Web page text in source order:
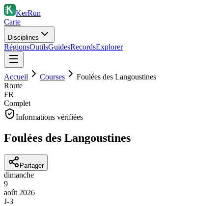
KerRun
Carte
Disciplines
RégionsOutilsGuidesRecordsExplorer
Accueil Courses
Foulées des Langoustines
Route
FR
Complet
Informations vérifiées
Foulées des Langoustines
Partager
dimanche
9
août 2026
J-3